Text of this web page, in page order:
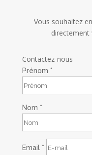
Vous souhaitez
directement
Contactez-nous
Prénom *
Nom *
Email *